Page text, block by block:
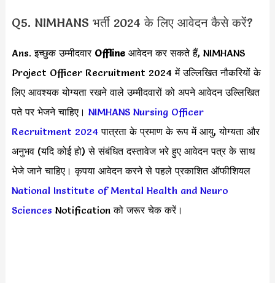
Q5. NIMHANS भर्ती 2024 के लिए आवेदन कैसे करें?
Ans. इच्छुक उम्मीदवार Offline आवेदन कर सकते हैं, NIMHANS
Project Officer Recruitment 2024 में उल्लिखित नौकरियों के
लिए आवश्यक योग्यता रखने वाले उम्मीदवारों को अपने आवेदन उल्लिखित
पते पर भेजने चाहिए। NIMHANS Nursing Officer
Recruitment 2024 पात्रता के प्रमाण के रूप में आयु, योग्यता और
अनुभव (यदि कोई हो) से संबंधित दस्तावेज भरे हुए आवेदन पत्र के साथ
भेजे जाने चाहिए। कृपया आवेदन करने से पहले प्रकाशित ऑफीशियल
National Institute of Mental Health and Neuro
Sciences Notification को जरूर चेक करें।